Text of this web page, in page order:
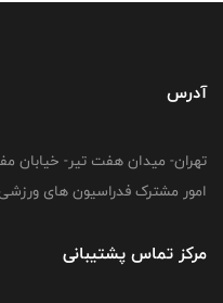
آدرس
امور مشترک فدراسیون های ورزشی-
مرکز تماس پشتیبانی